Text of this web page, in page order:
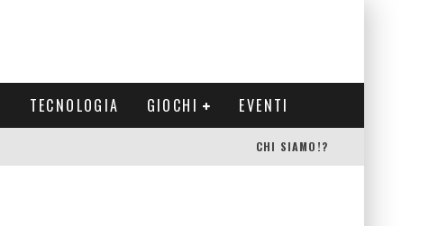
TECNOLOGIA GIOCHI EVENTI
CHI SIAMO!?